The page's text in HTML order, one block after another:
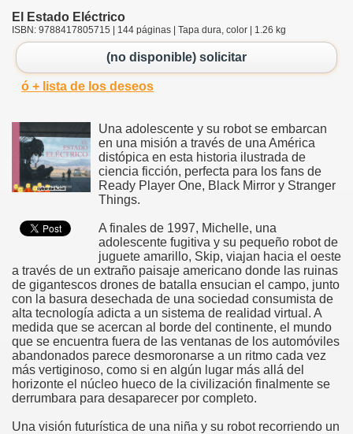
El Estado Eléctrico
ISBN: 9788417805715 | 144 páginas | Tapa dura, color | 1.26 kg
(no disponible) solicitar
ó + lista de los deseos
Una adolescente y su robot se embarcan
en una misión a través de una América
distópica en esta historia ilustrada de
ciencia ficción, perfecta para los fans de
Ready Player One, Black Mirror y Stranger
Things.
A finales de 1997, Michelle, una
adolescente fugitiva y su pequeño robot de
juguete amarillo, Skip, viajan hacia el oeste
a través de un extraño paisaje americano donde las ruinas
de gigantescos drones de batalla ensucian el campo, junto
con la basura desechada de una sociedad consumista de
alta tecnología adicta a un sistema de realidad virtual. A
medida que se acercan al borde del continente, el mundo
que se encuentra fuera de las ventanas de los automóviles
abandonados parece desmoronarse a un ritmo cada vez
más vertiginoso, como si en algún lugar más allá del
horizonte el núcleo hueco de la civilización finalmente se
derrumbara para desaparecer por completo.
Una visión futurística de una niña y su robot recorriendo un